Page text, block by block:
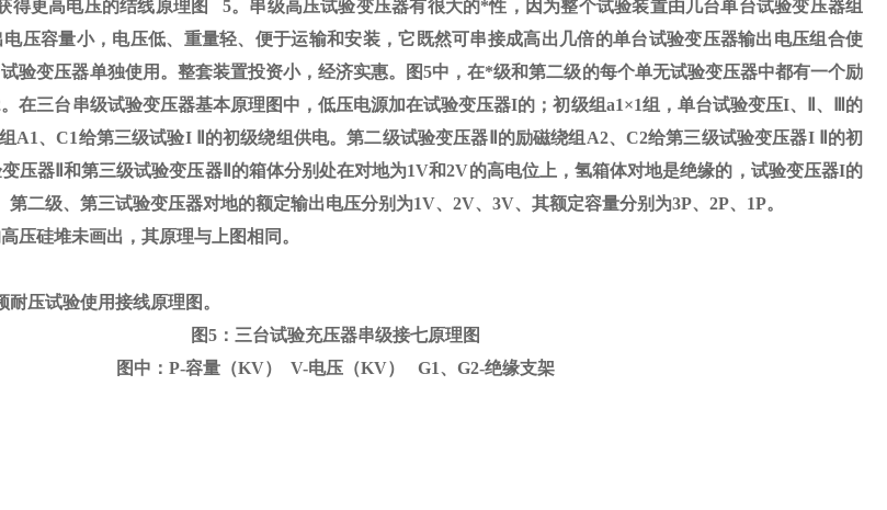
得更高电压的结线原理图 5。串级高压试验变压器有很大的*性，因为整个试验装置由几台单台试验变压器组
压容量小，电压低、重量轻、便于运输和安装，它既然可串接成高出几倍的单台试验变压器输出电压组合使
验变压器单独使用。整套装置投资小，经济实惠。图5中，在*级和第二级的每个单无试验变压器中都有一个励
。在三台串级试验变压器基本原理图中，低压电源加在试验变压器I的；初级组a1×1组，单台试验变压I、 、
的
A1、C1给第三级试验I
Ⅱ的初级绕组供电。第二级试验变压器Ⅱ的励磁绕组A2、C2给第三级试验变压器I Ⅱ的初
压器Ⅱ和第三级试验变压器Ⅱ的箱体分别处在对地为1V和2V的高电位上，氢箱体对地是绝缘的，试验变压器I的
二级、第三试验变压器对地的额定输出电压分别为1V、2V、3V、其额定容量分别为3P、2P、1P。
压硅堆未画出，其原理与上图相同。
压试验使用接线原理图。
图5：三台试验充压器串级接七原理图
图中：P-容量（KV） V-电压（KV） G1、G2-绝缘支架